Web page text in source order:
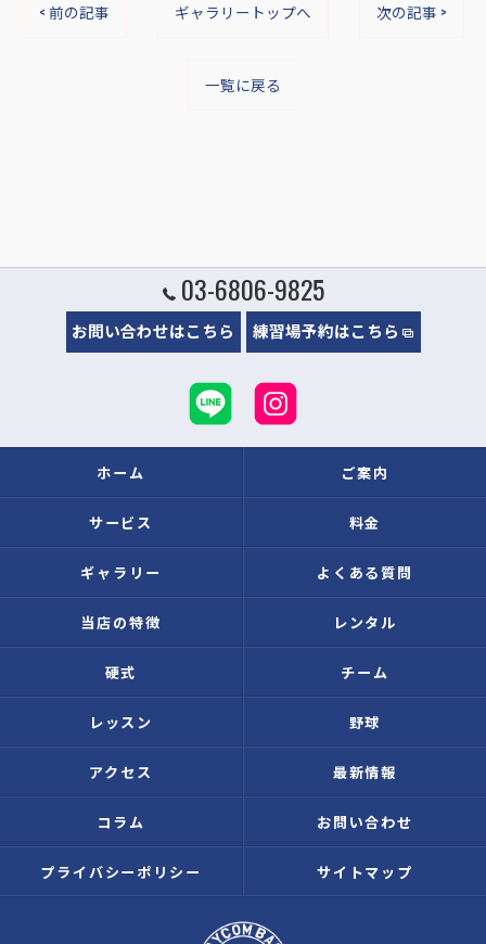
< 前の記事 ギャラリートップへ 次の記事 >
一覧に戻る
03-6806-9825
お問い合わせはこちら 練習場予約はこちら
ホーム ご案内
サービス 料金
ギャラリー よくある質問
当店の特徴 レンタル
硬式 チーム
レッスン 野球
アクセス 最新情報
コラム お問い合わせ
プライバシーポリシー サイトマップ